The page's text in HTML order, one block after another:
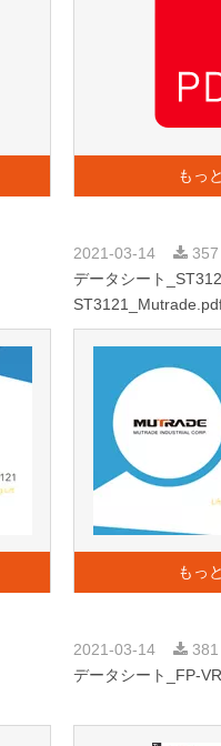
もっ
2021-03-14
357
データシート
もっ
2021-03-14
381
データシート_FP-